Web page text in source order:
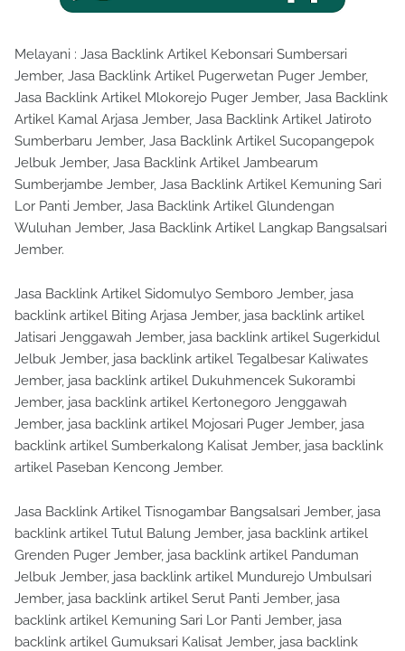
Melayani : Jasa Backlink Artikel Kebonsari Sumbersari
Jember, Jasa Backlink Artikel Pugerwetan Puger Jember,
Jasa Backlink Artikel Mlokorejo Puger Jember, Jasa Backlink
Artikel Kamal Arjasa Jember, Jasa Backlink Artikel Jatiroto
Sumberbaru Jember, Jasa Backlink Artikel Sucopangepok
Jelbuk Jember, Jasa Backlink Artikel Jambearum
Sumberjambe Jember, Jasa Backlink Artikel Kemuning Sari
Lor Panti Jember, Jasa Backlink Artikel Glundengan
Wuluhan Jember, Jasa Backlink Artikel Langkap Bangsalsari
Jember.
Jasa Backlink Artikel Sidomulyo Semboro Jember, jasa
backlink artikel Biting Arjasa Jember, jasa backlink artikel
Jatisari Jenggawah Jember, jasa backlink artikel Sugerkidul
Jelbuk Jember, jasa backlink artikel Tegalbesar Kaliwates
Jember, jasa backlink artikel Dukuhmencek Sukorambi
Jember, jasa backlink artikel Kertonegoro Jenggawah
Jember, jasa backlink artikel Mojosari Puger Jember, jasa
backlink artikel Sumberkalong Kalisat Jember, jasa backlink
artikel Paseban Kencong Jember.
Jasa Backlink Artikel Tisnogambar Bangsalsari Jember, jasa
backlink artikel Tutul Balung Jember, jasa backlink artikel
Grenden Puger Jember, jasa backlink artikel Panduman
Jelbuk Jember, jasa backlink artikel Mundurejo Umbulsari
Jember, jasa backlink artikel Serut Panti Jember, jasa
backlink artikel Kemuning Sari Lor Panti Jember, jasa
backlink artikel Gumuksari Kalisat Jember, jasa backlink